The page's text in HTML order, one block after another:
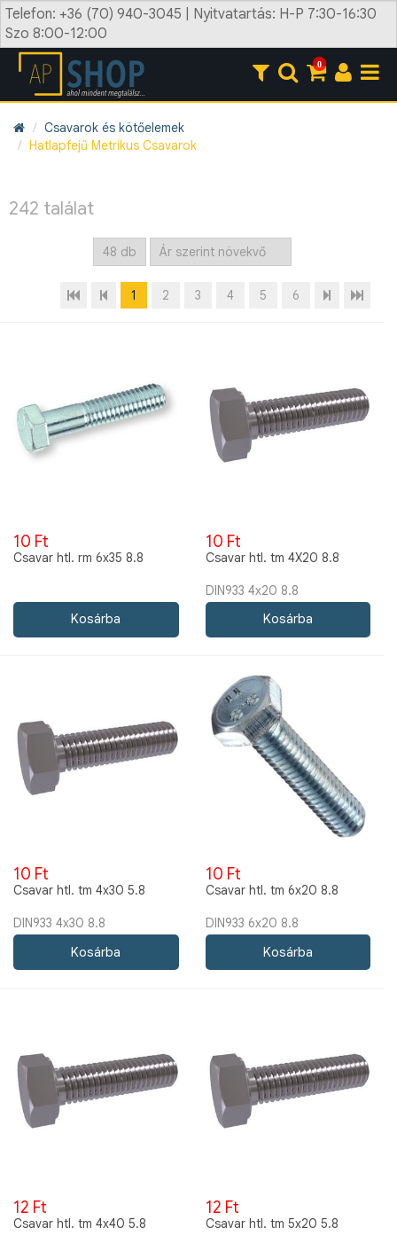
Telefon: +36 (70) 940-3045 | Nyitvatartás: H-P 7:30-16:30
Szo 8:00-12:00
0
Csavarok és kötőelemek
Hatlapfejű Metrikus Csavarok
242 találat
1 2 3 4 5 6
10 Ft
Csavar htl. rm 6x35 8.8
10 Ft
Csavar htl. tm 4X20 8.8
DIN933 4x20 8.8
10 Ft
Csavar htl. tm 4x30 5.8
DIN933 4x30 8.8
10 Ft
Csavar htl. tm 6x20 8.8
DIN933 6x20 8.8
12 Ft
Csavar htl. tm 4x40 5.8
12 Ft
Csavar htl. tm 5x20 5.8